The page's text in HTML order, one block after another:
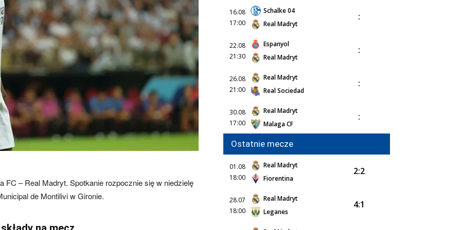
FC – Real Madryt. Spotkanie rozpocznie się w niedzielę
de Montilivi w Gironie.
16.08
17:00
Schalke 04
Real Madryt
:
22.08
21:30
Espanyol
Real Madryt
:
26.08
21:00
Real Madryt
Real Sociedad
:
30.08
17:00
Real Madryt
Malaga CF
:
Ostatnie mecze
01.08
18:00
Real Madryt
Fiorentina
2:2
28.07
18:00
Real Madryt
Leganes
4:1